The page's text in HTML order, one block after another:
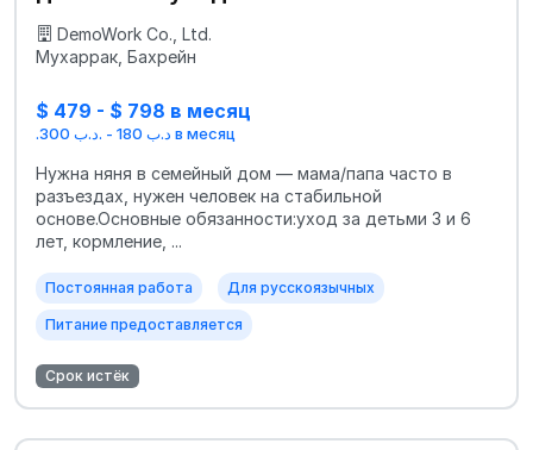
DemoWork Co., Ltd.
Мухаррак, Бахрейн
$ 479 - $ 798 в месяц
.د.ب 180 - .د.ب 300 в месяц
Нужна няня в семейный дом — мама/папа часто в
разъездах, нужен человек на стабильной
основе.Основные обязанности:уход за детьми 3 и 6
лет, кормление, ...
Постоянная работа Для русскоязычных
Питание предоставляется
Срок истёк